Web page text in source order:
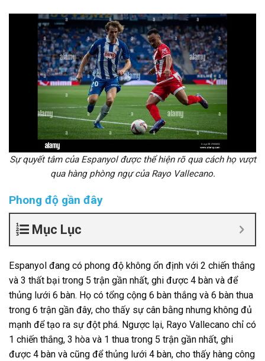
Sự quyết tâm của Espanyol được thể hiện rõ qua cách họ vượt
qua hàng phòng ngự của Rayo Vallecano.
Phong độ gần đây
Mục Lục
Espanyol đang có phong độ không ổn định với 2 chiến thắng
và 3 thất bại trong 5 trận gần nhất, ghi được 4 bàn và để
thủng lưới 6 bàn. Họ có tổng cộng 6 bàn thắng và 6 bàn thua
trong 6 trận gần đây, cho thấy sự cân bằng nhưng không đủ
mạnh để tạo ra sự đột phá. Ngược lại, Rayo Vallecano chỉ có
1 chiến thắng, 3 hòa và 1 thua trong 5 trận gần nhất, ghi
được 4 bàn và cũng để thủng lưới 4 bàn, cho thấy hàng công